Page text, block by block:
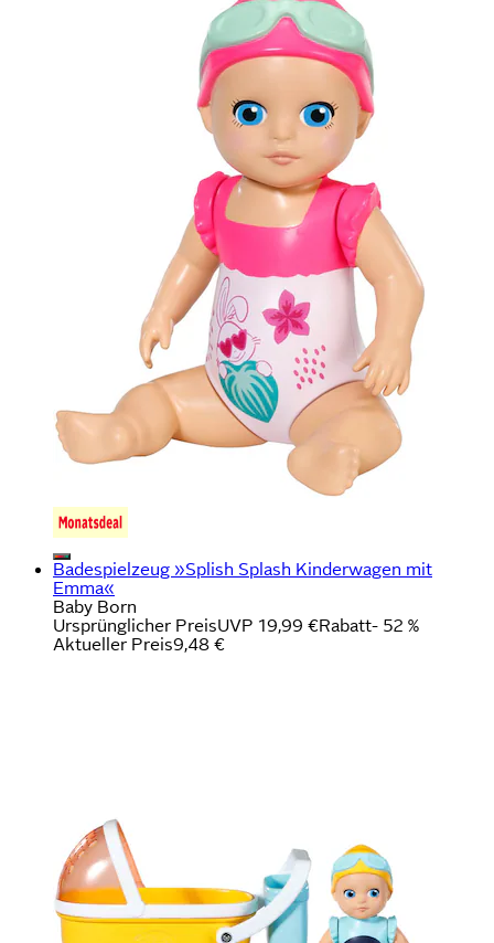
Badespielzeug »Splish Splash Kinderwagen mit
Emma«
Baby Born
Ursprünglicher PreisUVP 19,99 €Rabatt- 52 %
Aktueller Preis9,48 €